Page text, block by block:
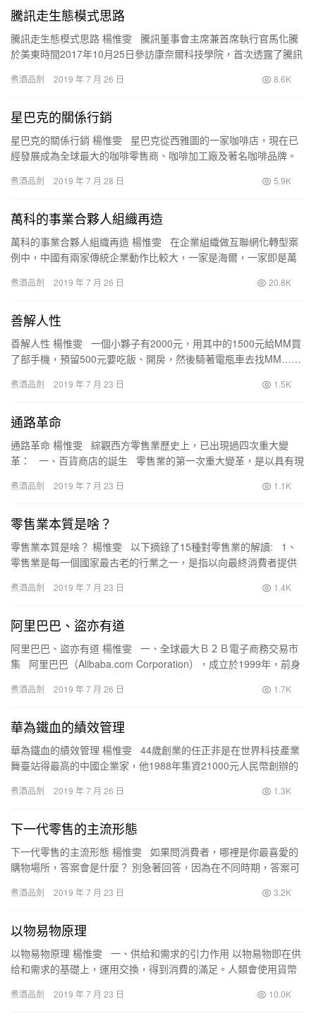
騰訊走生態模式思路
騰訊走生態模式思路 楊惟雯 騰訊董事會主席兼首席執行官馬化騰
於美東時間2017年10月25日參訪康奈爾科技學院，首次透露了騰訊
煮酒品劍 2019 年 7 月 26 日 8.6K
星巴克的關係行銷
星巴克的關係行銷 楊惟雯 星巴克從西雅圖的一家咖啡店，現在已
經發展成為全球最大的咖啡零售商、咖啡加工廠及著名咖啡品牌。
煮酒品劍 2019 年 7 月 28 日 5.9K
萬科的事業合夥人組織再造
萬科的事業合夥人組織再造 楊惟雯 在企業組織做互聯網化轉型案
例中，中國有兩家傳統企業動作比較大，一家是海爾，一家即是萬
煮酒品劍 2019 年 7 月 26 日 20.8K
善解人性
善解人性 楊惟雯 一個小夥子有2000元，用其中的1500元給MM買
了部手機，預留500元要吃飯、開房，然後騎著電瓶車去找MM……
煮酒品劍 2019 年 7 月 23 日 1.5K
通路革命
通路革命 楊惟雯 綜觀西方零售業歷史上，已出現過四次重大變
革： 一、百貨商店的誕生 零售業的第一次重大變革，是以具有現
煮酒品劍 2019 年 7 月 23 日 1.1K
零售業本質是啥？
零售業本質是啥？ 楊惟雯 以下摘錄了15種對零售業的解讀: 1、
零售業是每一個國家最古老的行業之一，是指以向最終消費者提供
煮酒品劍 2019 年 7 月 23 日 1.4K
阿里巴巴、盜亦有道
阿里巴巴、盜亦有道 楊惟雯 一、全球最大Ｂ２Ｂ電子商務交易市
集 阿里巴巴（Alibaba.com Corporation），成立於1999年，前身
煮酒品劍 2019 年 7 月 26 日 1.7K
華為鐵血的績效管理
華為鐵血的績效管理 楊惟雯 44歲創業的任正非是在世界科技產業
舞臺站得最高的中國企業家，他1988年集資21000元人民幣創辦的
煮酒品劍 2019 年 7 月 26 日 1.3K
下一代零售的主流形態
下一代零售的主流形態 楊惟雯 如果問消費者，哪裡是你最喜愛的
購物場所，答案會是什麼？ 別急著回答，因為在不同時期，答案可
煮酒品劍 2019 年 7 月 23 日 3.2K
以物易物原理
以物易物原理 楊惟雯 一、供给和需求的引力作用 以物易物即在供
给和需求的基礎上，運用交換，得到消費的滿足。人類會使用貨幣
煮酒品劍 2019 年 7 月 23 日 10.0K